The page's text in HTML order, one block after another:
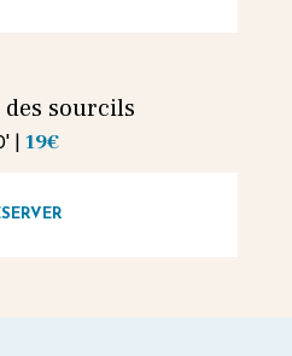
sourcils
|19€